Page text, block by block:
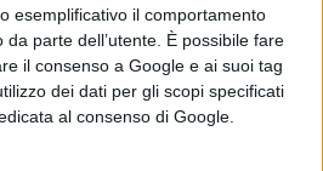
esemplificativo il comportamento
da parte dell’utente. È possibile fare
il consenso a Google e ai suoi tag
dei dati per gli scopi specificati
al consenso di Google.